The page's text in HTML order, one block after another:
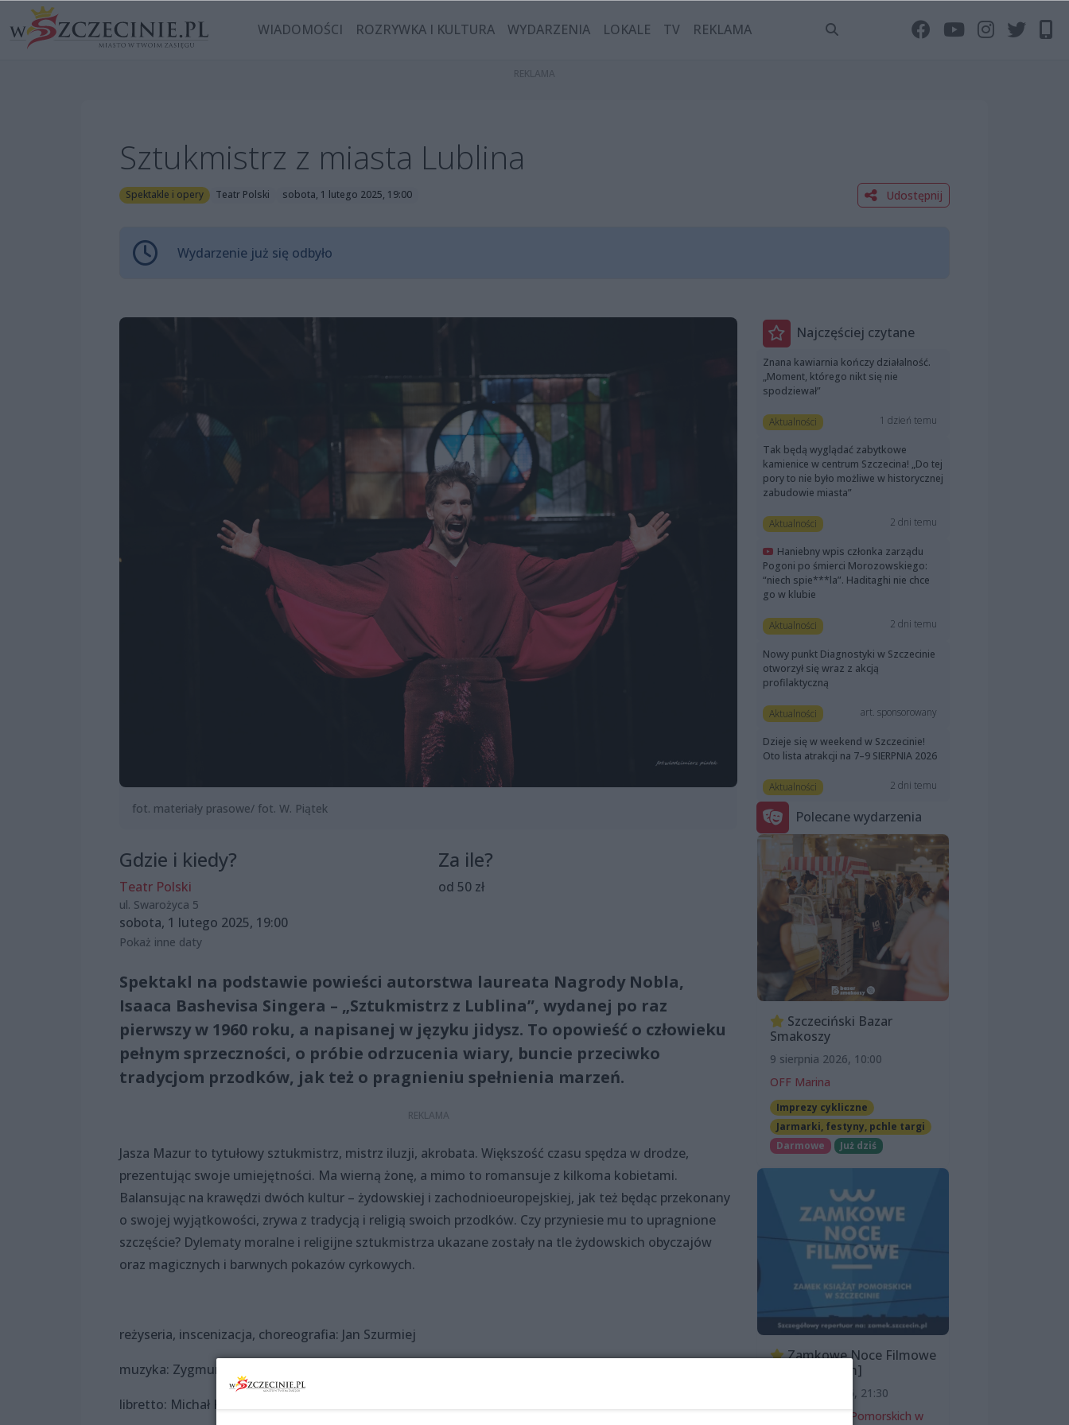
WIADOMOŚCI ROZRYWKA I KULTURA WYDARZENIA LOKALE TV REKLAMA
Sztukmistrz z miasta Lublina
Spektakle i opery Teatr Polski sobota, 1 lutego 2025, 19:00 Udostępnij
Wydarzenie już się odbyło
fot. materiały prasowe/ fot. W. Piątek
Gdzie i kiedy?
Teatr Polski
ul. Swarożyca 5
sobota, 1 lutego 2025, 19:00
Za ile?
od 50 zł
Pokaż inne daty
Spektakl na podstawie powieści autorstwa laureata Nagrody Nobla,
Isaaca Bashevisa Singera – „Sztukmistrz z Lublina”, wydanej po raz
pierwszy w 1960 roku, a napisanej w języku jidysz. To opowieść o człowieku
pełnym sprzeczności, o próbie odrzucenia wiary, buncie przeciwko
tradycjom przodków, jak też o pragnieniu spełnienia marzeń.
Jasza Mazur to tytułowy sztukmistrz, mistrz iluzji, akrobata. Większość czasu spędza w drodze,
prezentując swoje umiejętności. Ma wierną żonę, a mimo to romansuje z kilkoma kobietami.
Balansując na krawędzi dwóch kultur – żydowskiej i zachodnioeuropejskiej, jak też będąc przekonany
o swojej wyjątkowości, zrywa z tradycją i religią swoich przodków. Czy przyniesie mu to upragnione
szczęście? Dylematy moralne i religijne sztukmistrza ukazane zostały na tle żydowskich obyczajów
oraz magicznych i barwnych pokazów cyrkowych.
reżyseria, inscenizacja, choreografia: Jan Szurmiej
muzyka: Zygmunt Konieczny
libretto: Michał Komar, Jan Szurmiej
Najczęściej czytane
Znana kawiarnia kończy działalność.
„Moment, którego nikt się nie
spodziewał”
Aktualności 1 dzień temu
Tak będą wyglądać zabytkowe
kamienice w centrum Szczecina! „Do tej
pory to nie było możliwe w historycznej
zabudowie miasta”
Aktualności 2 dni temu
Haniebny wpis członka zarządu
Pogoni po śmierci Morozowskiego:
“niech spie***la”. Haditaghi nie chce
go w klubie
Aktualności 2 dni temu
Nowy punkt Diagnostyki w Szczecinie
otworzył się wraz z akcją
profilaktyczną
Aktualności art. sponsorowany
Dzieje się w weekend w Szczecinie!
Oto lista atrakcji na 7–9 SIERPNIA 2026
Aktualności 2 dni temu
Polecane wydarzenia
Szczeciński Bazar
Smakoszy
9 sierpnia 2026, 10:00
OFF Marina
Imprezy cykliczne
Jarmarki, festyny, pchle targi
Darmowe
Już dziś
Zamkowe Noce Filmowe
2026 [program]
11 sierpnia 2026, 21:30
Zamek Książąt Pomorskich w